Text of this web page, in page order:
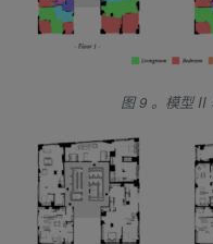
图 9 。模型 II